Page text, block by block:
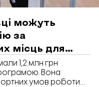
можуть
за
місць для
які умови
1,2 млн грн
Вона
умов роботи